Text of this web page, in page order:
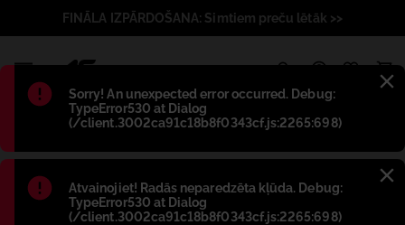
Błąd:
Sorry! An unexpected error occurred. Debug:
TypeError530 at Dialog
(/client.3002ca91c18b8f0343cf.js:2265:698)
Błąd:
Atvainojiet! Radās neparedzēta kļūda. Debug:
TypeError530 at Dialog
(/client.3002ca91c18b8f0343cf.js:2265:698)
FINĀLA IZPĀRDOŠANA: Simtiem preču lētāk >>